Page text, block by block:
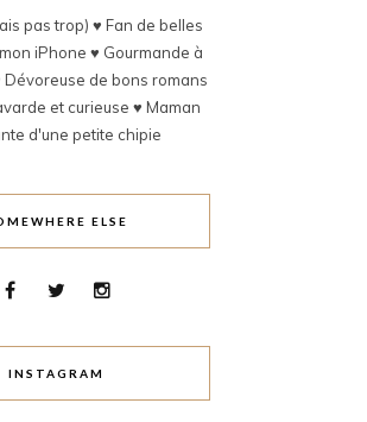
pas trop) ♥ Fan de belles
iPhone ♥ Gourmande à
Dévoreuse de bons romans
et curieuse ♥ Maman
d'une petite chipie
ELSE
INSTAGRAM